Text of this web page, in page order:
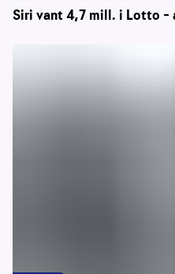
Siri vant 4,7 mill. i Lotto –